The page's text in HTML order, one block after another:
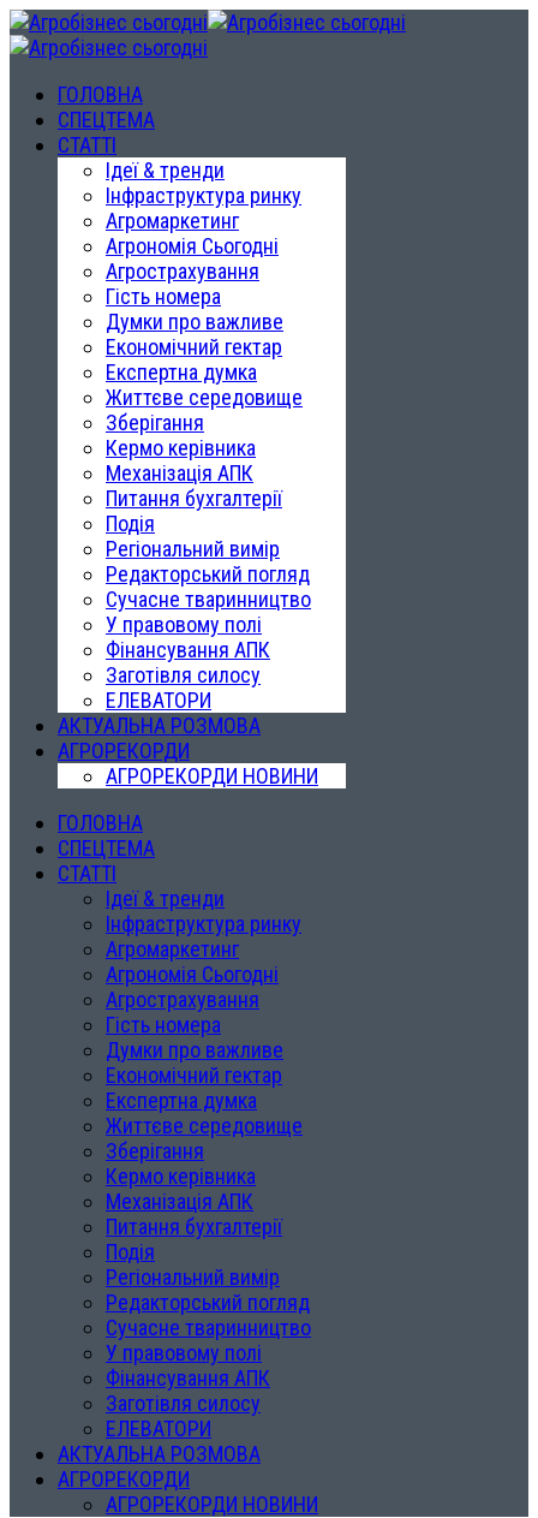
ГОЛОВНА
СПЕЦТЕМА
СТАТТІ
Ідеї & тренди
Інфраструктура ринку
Агромаркетинг
Агрономія Сьогодні
Агрострахування
Гість номера
Думки про важливе
Економічний гектар
Експертна думка
Життєве середовище
Зберігання
Кермо керівника
Механізація АПК
Питання бухгалтерії
Подія
Регіональний вимір
Редакторський погляд
Сучасне тваринництво
У правовому полі
Фінансування АПК
Заготівля силосу
ЕЛЕВАТОРИ
АКТУАЛЬНА РОЗМОВА
АГРОРЕКОРДИ
АГРОРЕКОРДИ НОВИНИ
ГОЛОВНА
СПЕЦТЕМА
СТАТТІ
Ідеї & тренди
Інфраструктура ринку
Агромаркетинг
Агрономія Сьогодні
Агрострахування
Гість номера
Думки про важливе
Економічний гектар
Експертна думка
Життєве середовище
Зберігання
Кермо керівника
Механізація АПК
Питання бухгалтерії
Подія
Регіональний вимір
Редакторський погляд
Сучасне тваринництво
У правовому полі
Фінансування АПК
Заготівля силосу
ЕЛЕВАТОРИ
АКТУАЛЬНА РОЗМОВА
АГРОРЕКОРДИ
АГРОРЕКОРДИ НОВИНИ